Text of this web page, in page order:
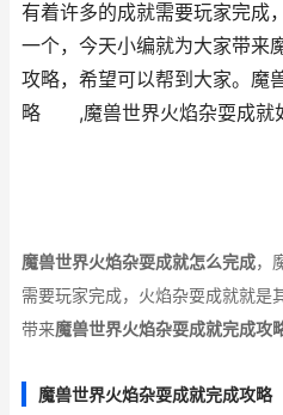
有着许多的成就需要玩家完成
一个，今天小编就为大家带来
攻略，希望可以帮到大家。魔
略 ,魔兽世界火焰杂耍成就
魔兽世界火焰杂耍成就怎么完成，
需要玩家完成，火焰杂耍成就就是
带来魔兽世界火焰杂耍成就完成攻
魔兽世界火焰杂耍成就完成攻略